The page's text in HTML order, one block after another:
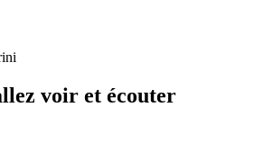
voir et écouter